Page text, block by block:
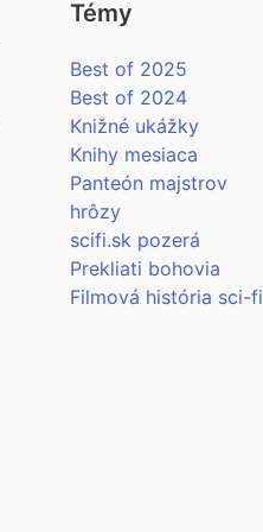
Témy
Best of 2025
Best of 2024
Knižné ukážky
Knihy mesiaca
Panteón majstrov
hrôzy
scifi.sk pozerá
Prekliati bohovia
Filmová história sci-fi